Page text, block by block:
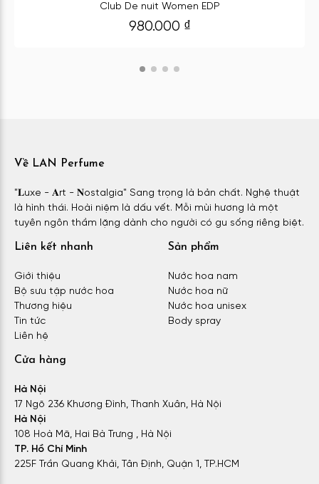
Club De nuit Women EDP
980.000 ₫
Về LAN Perfume
"𝐋uxe - 𝐀rt - 𝐍ostalgia" Sang trọng là bản chất. Nghệ thuật
là hình thái. Hoài niệm là dấu vết. Mỗi mùi hương là một
tuyên ngôn thầm lặng dành cho người có gu sống riêng biệt.
Liên kết nhanh
Giới thiệu
Bộ sưu tập nước hoa
Thương hiệu
Tin tức
Liên hệ
Sản phẩm
Nước hoa nam
Nước hoa nữ
Nước hoa unisex
Body spray
Cửa hàng
Hà Nội
17 Ngõ 236 Khương Đình, Thanh Xuân, Hà Nội
Hà Nội
108 Hoà Mã, Hai Bà Trưng , Hà Nội
TP. Hồ Chí Minh
225F Trần Quang Khải, Tân Định, Quận 1, TP.HCM